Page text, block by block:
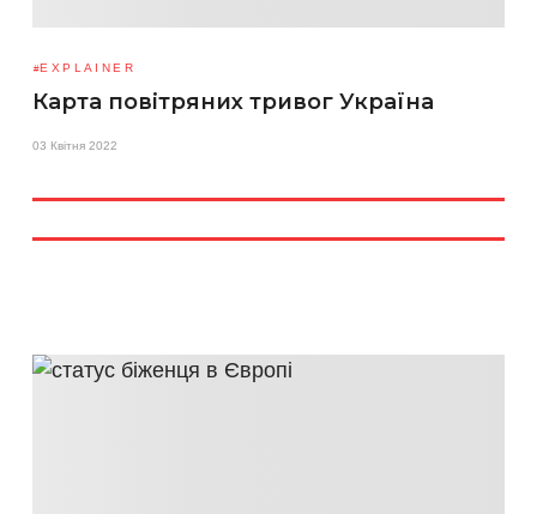
EXPLAINER
Карта повітряних тривог Україна
03 Квітня 2022